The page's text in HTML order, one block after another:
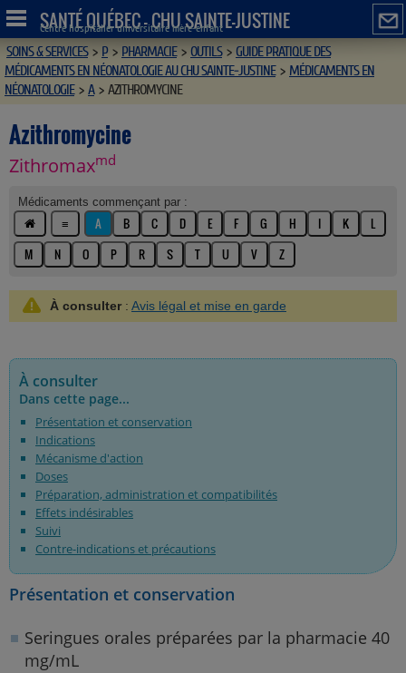
SANTÉ QUÉBEC - CHU SAINTE-JUSTINE
Centre hospitalier universitaire mère-enfant
SOINS & SERVICES > P > PHARMACIE > OUTILS > GUIDE PRATIQUE DES
MÉDICAMENTS EN NÉONATOLOGIE AU CHU SAINTE-JUSTINE > MÉDICAMENTS EN
NÉONATOLOGIE > A > AZITHROMYCINE
Azithromycine
Zithromaxmd
Médicaments commençant par :
≡ A B C D E F G H I K
L
M
N O P R S T U V Z
À consulter : Avis légal et mise en garde
À consulter
Dans cette page...
Présentation et conservation
Indications
Mécanisme d'action
Doses
Préparation, administration et compatibilités
Effets indésirables
Suivi
Contre-indications et précautions
Présentation et conservation
Seringues orales préparées par la pharmacie 40
mg/mL